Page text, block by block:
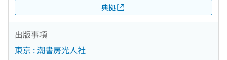
典拠
出版事項
東京 : 潮書房光人社